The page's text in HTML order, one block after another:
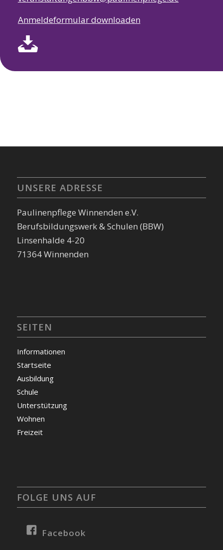
Anmeldeformular downloaden
UNSERE ADRESSE
Paulinenpflege Winnenden e.V.
Berufsbildungswerk & Schulen (BBW)
Linsenhalde 4-20
71364 Winnenden
SEITEN
Informationen
Startseite
Ausbildung
Schule
Unterstützung
Wohnen
Freizeit
FOLGE UNS AUF
Facebook